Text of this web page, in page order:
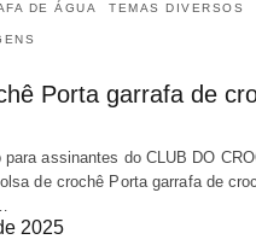
DE ÁGUA TEMAS DIVERSOS
Porta garrafa de
assinantes do CLUB DO
de crochê Porta garrafa de
2025